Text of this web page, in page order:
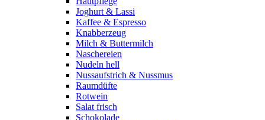
Joghurt & Lassi
Kaffee & Espresso
Knabberzeug
Milch & Buttermilch
Naschereien
Nudeln hell
Nussaufstrich & Nussmus
Raumdüfte
Rotwein
Salat frisch
Schokolade